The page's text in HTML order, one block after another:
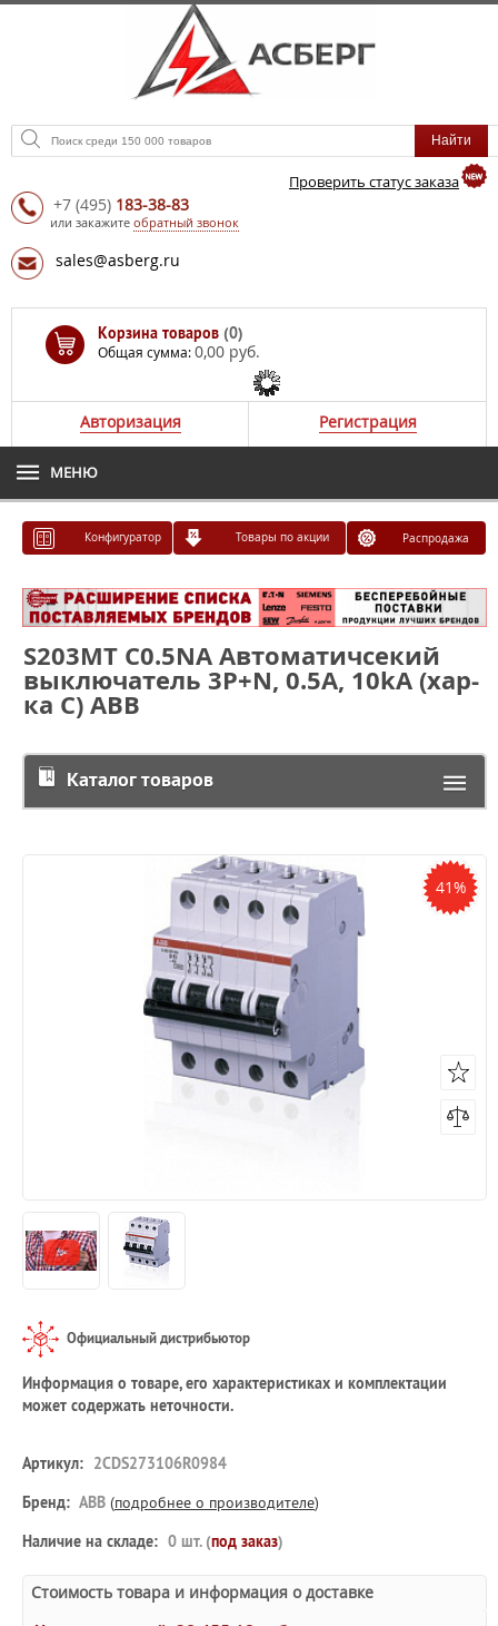
Проверить статус заказа
+7 (495) 183-38-83
или закажите обратный звонок
sales@asberg.ru
Корзина товаров (0)
Общая сумма:0,00 руб.
Авторизация Регистрация
МЕНЮ
Конфигуратор Товары по акции Распродажа
S203MT C0.5NA Автоматичсекий
выключатель 3P+N, 0.5А, 10kA (хар-
ка C) ABB
Каталог товаров
41%
Официальный дистрибьютор
Информация о товаре, его характеристиках и комплектации
может содержать неточности.
Артикул: 2CDS273106R0984
Бренд: ABB (подробнее о производителе)
Наличие на складе: 0 шт. (под заказ)
Стоимость товара и информация о доставке